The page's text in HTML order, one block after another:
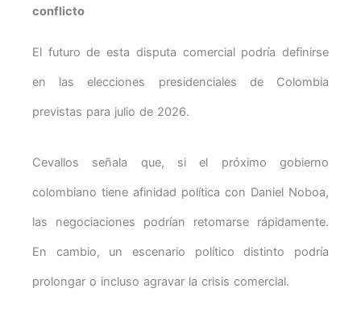
conflicto
El futuro de esta disputa comercial podría definirse
en las elecciones presidenciales de Colombia
previstas para julio de 2026.
Cevallos señala que, si el próximo gobierno
colombiano tiene afinidad política con Daniel Noboa,
las negociaciones podrían retomarse rápidamente.
En cambio, un escenario político distinto podría
prolongar o incluso agravar la crisis comercial.